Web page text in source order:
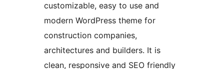
customizable, easy to use and
modern WordPress theme for
construction companies,
architectures and builders. It is
clean, responsive and SEO friendly